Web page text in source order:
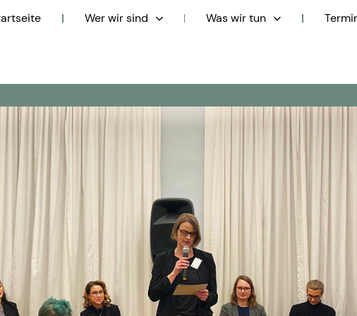
Wer wir sind Was wir tun